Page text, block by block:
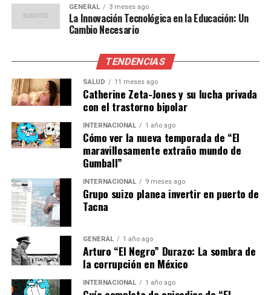
“Trabajaré día y noche para
que esto sea una realidad
en beneficio tanto de
Argentina como de Estados
Unidos y de todo nuestro
pueblo”, afirmó Lamelas en
su cuenta de la red social
X.
Implicaciones Futuras
Si las promesas de inversión se concretan, podrían
tener un impacto significativo en sectores clave como la
infraestructura, la energía y la tecnología. Además,
podrían fomentar un ambiente de negocios más
competitivo y atractivo para otras inversiones
GENERAL 3 meses ago
La Innovación Tecnológica en la Educación: Un
Cambio Necesario
TENDENCIAS
SALUD 11 meses ago
Catherine Zeta-Jones y su lucha privada
con el trastorno bipolar
INTERNACIONAL 1 año ago
Cómo ver la nueva temporada de “El
maravillosamente extraño mundo de
Gumball”
INTERNACIONAL 9 meses ago
Grupo suizo planea invertir en puerto de
Tacna
GENERAL 1 año ago
Arturo “El Negro” Durazo: La sombra de
la corrupción en México
INTERNACIONAL 1 año ago